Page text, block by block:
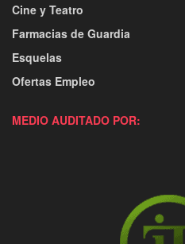
Cine y Teatro
Farmacias de Guardia
Esquelas
Ofertas Empleo
MEDIO AUDITADO POR: